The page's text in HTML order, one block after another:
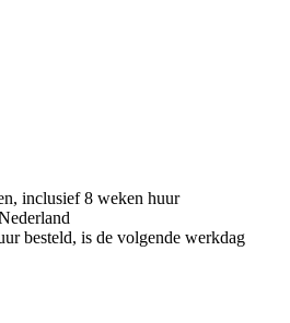
inclusief 8 weken huur
besteld, is de volgende werkdag